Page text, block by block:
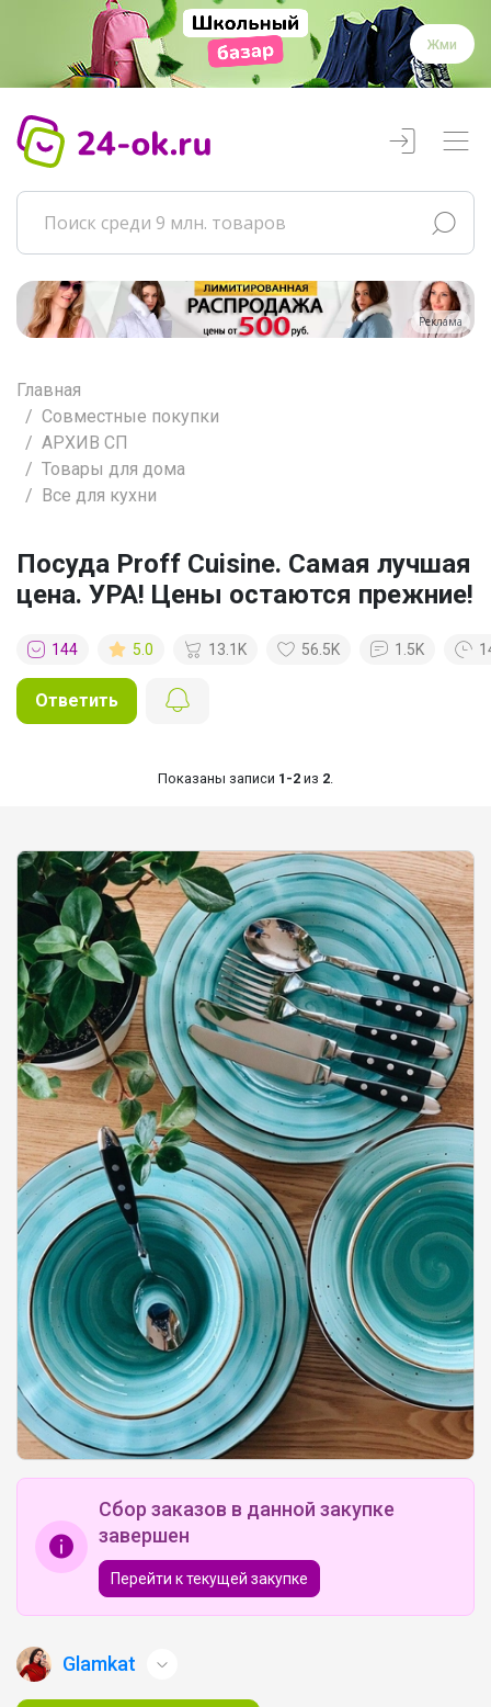
Жми
Реклама
Главная
Совместные покупки
АРХИВ СП
Товары для дома
Все для кухни
Посуда Proff Cuisine. Самая лучшая
цена. УРА! Цены остаются прежние!
144 5.0 13.1K 56.5K 1.5K
Ответить
Показаны записи 1-2 из 2
Сбор заказов в данной закупке
завершен
Перейти к текущей закупке
Glamkat